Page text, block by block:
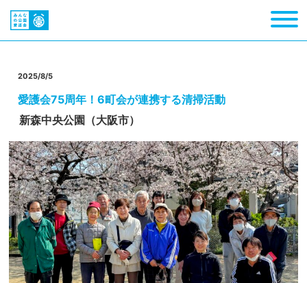
2025/8/5
愛護会75周年！6町会が連携する清掃活動
新森中央公園（大阪市）